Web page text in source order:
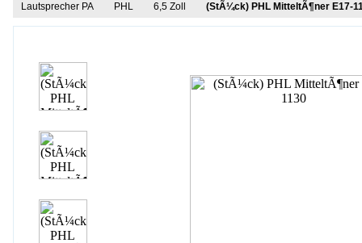
Lautsprecher PA PHL 6,5 Zoll (StÃ¼ck) PHL MitteltÃ¶ner E17-